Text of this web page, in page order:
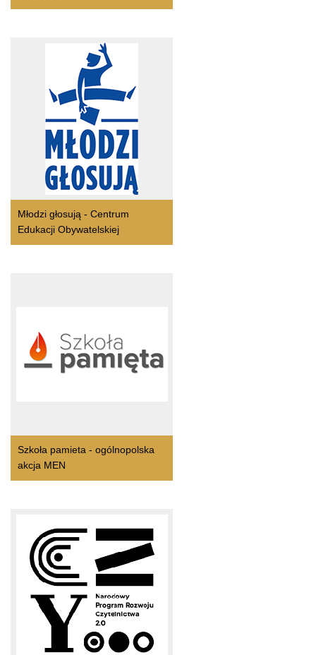
Młodzi głosują - Centrum
Edukacji Obywatelskiej
Szkoła pamieta - ogólnopolska
akcja MEN